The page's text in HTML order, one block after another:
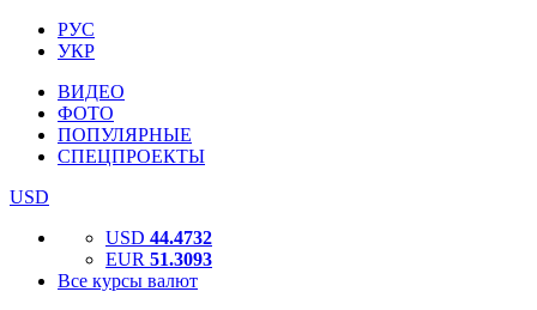
РУС
УКР
ВИДЕО
ФОТО
ПОПУЛЯРНЫЕ
СПЕЦПРОЕКТЫ
USD
USD 44.4732
EUR 51.3093
Все курсы валют